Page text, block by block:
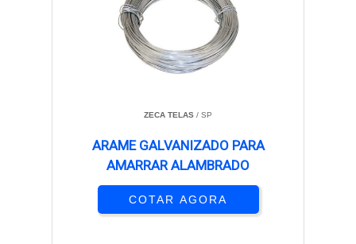
ZECA TELAS / SP
ARAME GALVANIZADO PARA
AMARRAR ALAMBRADO
COTAR AGORA